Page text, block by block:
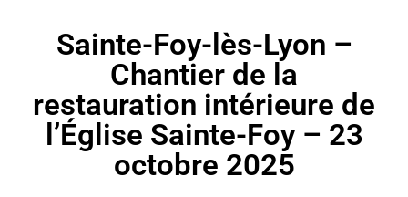
Sainte-Foy-lès-Lyon –
Chantier de la
restauration intérieure de
l’Église Sainte-Foy – 23
octobre 2025